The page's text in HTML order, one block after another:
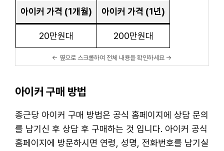
아이커 가격 (1개월) 아이커 가격 (1년)
20만원대 200만원대
아이커 구매 방법
종근당 아이커 구매 방법은 공식 홈페이지에 상담 문의
를 남기신 후 상담 후 구매하는 것 입니다. 아이커 공식
홈페이지에 방문하시면 연령, 성명, 전화번호를 남기실